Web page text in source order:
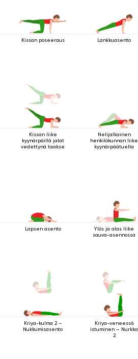
Kissan poseeraus Lankkuasento
Kissan liike
kyynärpäillä jalat
vedettynä taakse
Nelijalkainen
henkilökunnan liike
kyynärpäätuella
Lapsen asento
Ylös ja alas liike
sauva-asennossa
Kriya-kulma 2 –
Nukkumisasento
Kriya-veneessä
istuminen – Nurkka
2